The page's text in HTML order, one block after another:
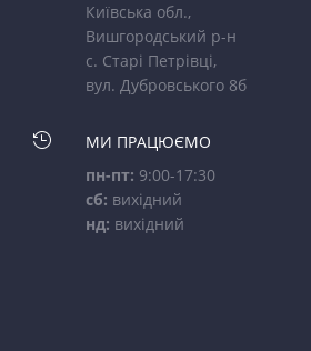
Київська обл.,
Вишгородський р-н
с. Старі Петрівці,
вул. Дубровського 8б

МИ ПРАЦЮЄМО
пн-пт: 9:00-17:30
сб: вихідний
нд: вихідний